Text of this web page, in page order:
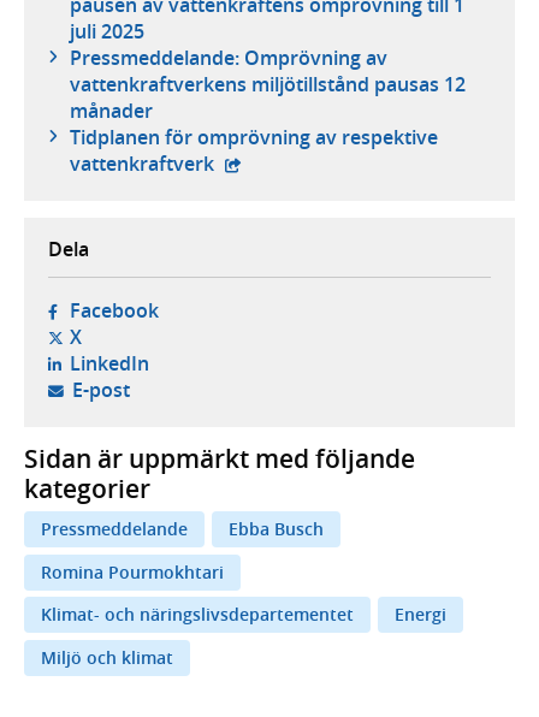
juli 2025
Pressmeddelande: Omprövning av
vattenkraftverkens miljötillstånd pausas 12
månader
Tidplanen för omprövning av respektive
vattenkraftverk - extern webbplats,
Dela
Facebook- öppnas i ny flik, extern webbplats,
X- öppnas i ny flik, extern webbplats,
LinkedIn- öppnas i ny flik, extern webbplats,
E-post- öppnar din e-postklient,
Sidan är uppmärkt med följande
kategorier
Pressmeddelande
Ebba Busch
Romina Pourmokhtari
Klimat- och näringslivsdepartementet
Energi
Miljö och klimat